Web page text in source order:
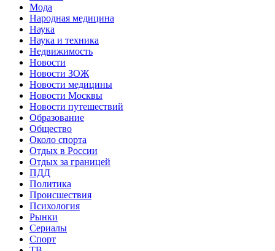
Мода
Народная медицина
Наука
Наука и техника
Недвижимость
Новости
Новости ЗОЖ
Новости медицины
Новости Москвы
Новости путешествий
Образование
Общество
Около спорта
Отдых в России
Отдых за границей
ПДД
Политика
Происшествия
Психология
Рынки
Сериалы
Спорт